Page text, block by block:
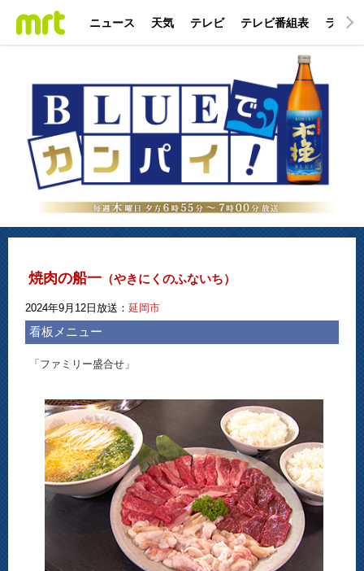
ニュース 天気 テレビ テレビ番組表 ラジオ
焼肉の船一 （やきにくのふないち）
2024年9月12日放送：延岡市
看板メニュー
「ファミリー盛合せ」